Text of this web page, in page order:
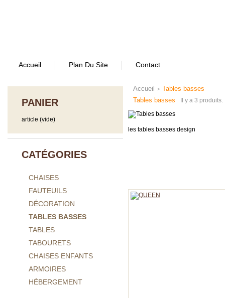
Accueil Plan Du Site Contact
PANIER
article (vide)
CATÉGORIES
CHAISES
FAUTEUILS
DÉCORATION
TABLES BASSES
TABLES
TABOURETS
CHAISES ENFANTS
ARMOIRES
HÉBERGEMENT
Accueil >
Tables basses
Tables basses
Il y a 3 produits.
les tables basses design